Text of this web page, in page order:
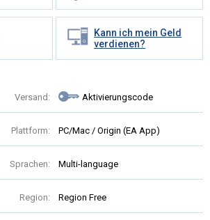
Kann ich mein Geld
verdienen?
Versand: Aktivierungscode
Plattform: PC/Mac / Origin (EA App)
Sprachen: Multi-language
Region: Region Free